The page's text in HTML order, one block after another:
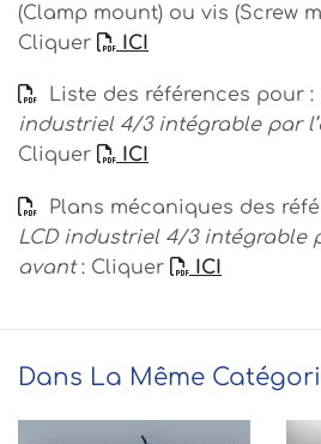
(Clamp mount) ou vis (Screw
Cliquer
ICI
Liste des références pour :
industriel 4/3 intégrable par
Cliquer
ICI
Plans mécaniques des
LCD industriel 4/3 intégrable
avant: Cliquer ICI
Dans La Même